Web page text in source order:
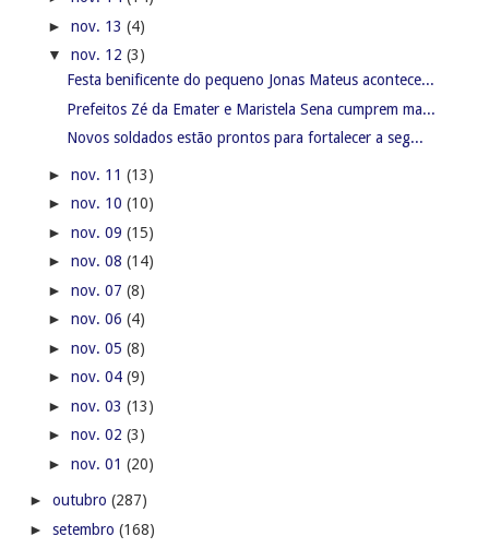
► nov. 13 (4)
▼ nov. 12 (3)
Festa benificente do pequeno Jonas Mateus acontece...
Prefeitos Zé da Emater e Maristela Sena cumprem ma...
Novos soldados estão prontos para fortalecer a seg...
► nov. 11 (13)
► nov. 10 (10)
► nov. 09 (15)
► nov. 08 (14)
► nov. 07 (8)
► nov. 06 (4)
► nov. 05 (8)
► nov. 04 (9)
► nov. 03 (13)
► nov. 02 (3)
► nov. 01 (20)
► outubro (287)
► setembro (168)